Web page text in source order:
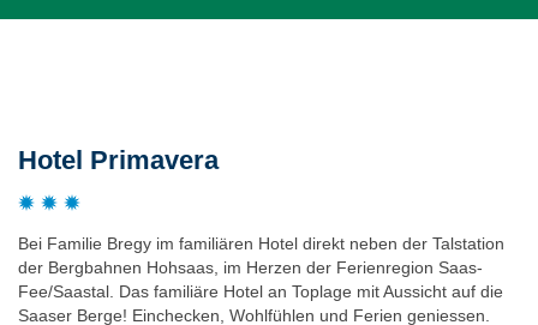
Hotel Primavera
Bei Familie Bregy im familiären Hotel direkt neben der Talstation
der Bergbahnen Hohsaas, im Herzen der Ferienregion Saas-
Fee/Saastal. Das familiäre Hotel an Toplage mit Aussicht auf die
Saaser Berge! Einchecken, Wohlfühlen und Ferien geniessen.